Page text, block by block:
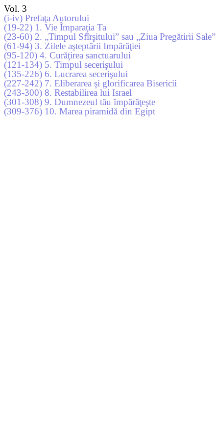
Vol. 3
(i-iv) Prefaţa Autorului
(19-22) 1. Vie Împaraţia Ta
(23-60) 2. „Timpul Sfîrşitului” sau „Ziua Pregătirii Sale”
(61-94) 3. Zilele aşteptării Impărăţiei
(95-120) 4. Curăţirea sanctuarului
(121-134) 5. Timpul secerişului
(135-226) 6. Lucrarea secerişului
(227-242) 7. Eliberarea şi glorificarea Bisericii
(243-300) 8. Restabilirea lui Israel
(301-308) 9. Dumnezeul tău împărăţeşte
(309-376) 10. Marea piramidă din Egipt